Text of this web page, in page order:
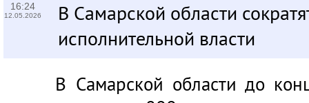
16:24
12.05.2026
В Самарской области
исполнительной власти
В Самарской области до